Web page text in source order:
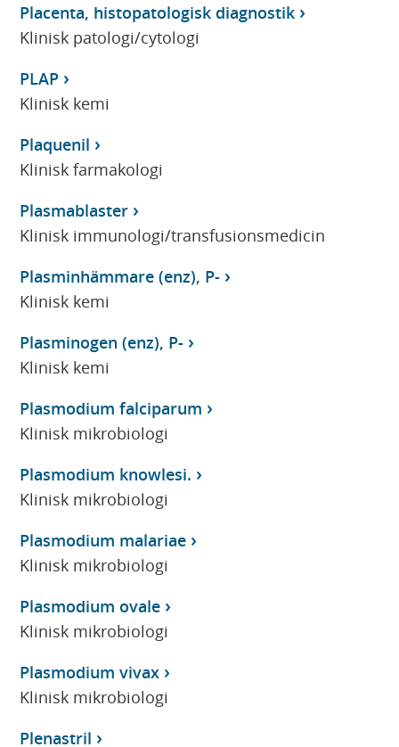
Placenta, histopatologisk diagnostik
Klinisk patologi/cytologi
PLAP
Klinisk kemi
Plaquenil
Klinisk farmakologi
Plasmablaster
Klinisk immunologi/transfusionsmedicin
Plasminhämmare (enz), P-
Klinisk kemi
Plasminogen (enz), P-
Klinisk kemi
Plasmodium falciparum
Klinisk mikrobiologi
Plasmodium knowlesi.
Klinisk mikrobiologi
Plasmodium malariae
Klinisk mikrobiologi
Plasmodium ovale
Klinisk mikrobiologi
Plasmodium vivax
Klinisk mikrobiologi
Plenastril